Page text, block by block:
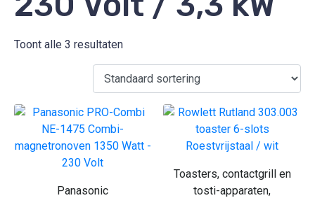
Toont alle 3 resultaten
Panasonic
Toasters, contactgrill en
tosti-apparaten,